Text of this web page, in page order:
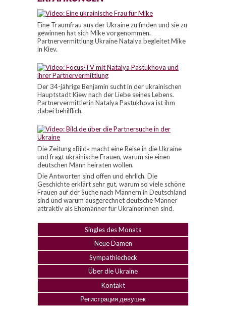
Eine Traumfrau aus der Ukraine zu finden und sie zu
gewinnen hat sich Mike vorgenommen.
Partnervermittlung Ukraine Natalya begleitet Mike
in Kiev.
Der 34-jährige Benjamin sucht in der ukrainischen
Hauptstadt Kiew nach der Liebe seines Lebens.
Partnervermittlerin Natalya Pastukhova ist ihm
dabei behilflich.
Die Zeitung »Bild« macht eine Reise in die Ukraine
und fragt ukrainische Frauen, warum sie einen
deutschen Mann heiraten wollen.
Die Antworten sind offen und ehrlich. Die
Geschichte erklärt sehr gut, warum so viele schöne
Frauen auf der Suche nach Männern in Deutschland
sind und warum ausgerechnet deutsche Männer
attraktiv als Ehemänner für Ukrainerinnen sind.
Singles des Monats
Neue Damen
Sympathiecheck
Über die Ukraine
Kontakt
Регистрация девушек